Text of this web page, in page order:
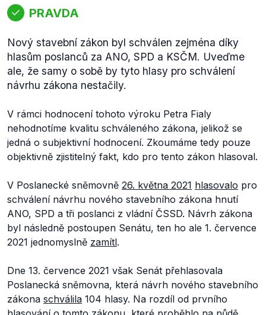
PRAVDA
Nový stavební zákon byl schválen zejména díky
hlasům poslanců za ANO, SPD a KSČM. Uveďme
ale, že samy o sobě by tyto hlasy pro schválení
návrhu zákona nestačily.
V rámci hodnocení tohoto výroku Petra Fialy
nehodnotíme kvalitu schváleného zákona, jelikož se
jedná o subjektivní hodnocení. Zkoumáme tedy pouze
objektivně zjistitelný fakt, kdo pro tento zákon hlasoval.
V Poslanecké sněmovně 26. května 2021 hlasovalo pro
schválení návrhu nového stavebního zákona hnutí
ANO, SPD a tři poslanci z vládní ČSSD. Návrh zákona
byl následně postoupen Senátu, ten ho ale 1. července
2021 jednomyslně zamítl.
Dne 13. července 2021 však Senát přehlasovala
Poslanecká sněmovna, která návrh nového stavebního
zákona schválila 104 hlasy. Na rozdíl od prvního